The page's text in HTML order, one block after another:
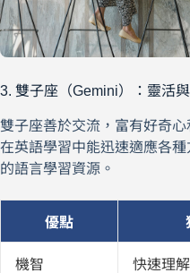
3. 雙子座（Gemini）：靈活
雙子座善於交流，富有好奇
在英語學習中能迅速適應各
的語言學習資源。
優點
機智 快速理